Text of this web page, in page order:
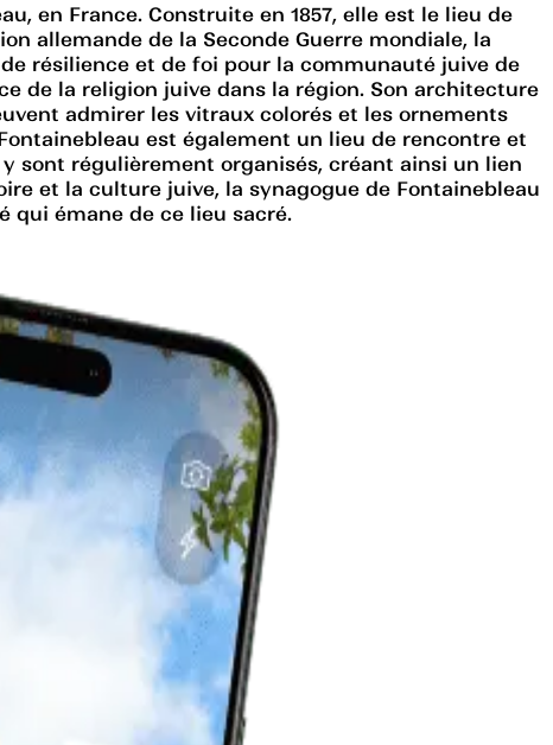
en France. Construite en 1857, elle est le lieu de
allemande de la Seconde Guerre mondiale, la
résilience et de foi pour la communauté juive de
de la religion juive dans la région. Son architecture
admirer les vitraux colorés et les ornements
est également un lieu de rencontre et
sont régulièrement organisés, créant ainsi un lien
et la culture juive, la synagogue de Fontainebleau
qui émane de ce lieu sacré.